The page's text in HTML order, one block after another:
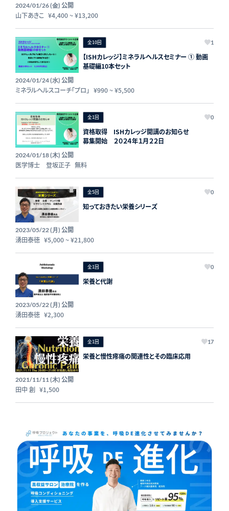
2024/01/26 (金) 公開
山下あきこ ¥4,400~¥13,200
全10回 1
【ISHカレッジ】ミネラルヘルスセミナー ① 動画
基礎編10本セット
2024/01/24 (水) 公開
ミネラルヘルスコーチ「プロ」 ¥990~¥5,500
全1回 0
資格取得 ISHカレッジ開講のお知らせ
募集開始 ２０２４年１月２２日
2024/01/18 (木) 公開
医学博士 登坂正子 無料
全5回 0
知っておきたい栄養シリーズ
2023/05/22 (月) 公開
湧田泰徳 ¥5,000~¥21,800
全1回 0
栄養と代謝
2023/05/22 (月) 公開
湧田泰徳 ¥2,300
全1回 17
栄養と慢性疼痛の関連性とその臨床応用
2021/11/11 (木) 公開
田中 創 ¥1,500